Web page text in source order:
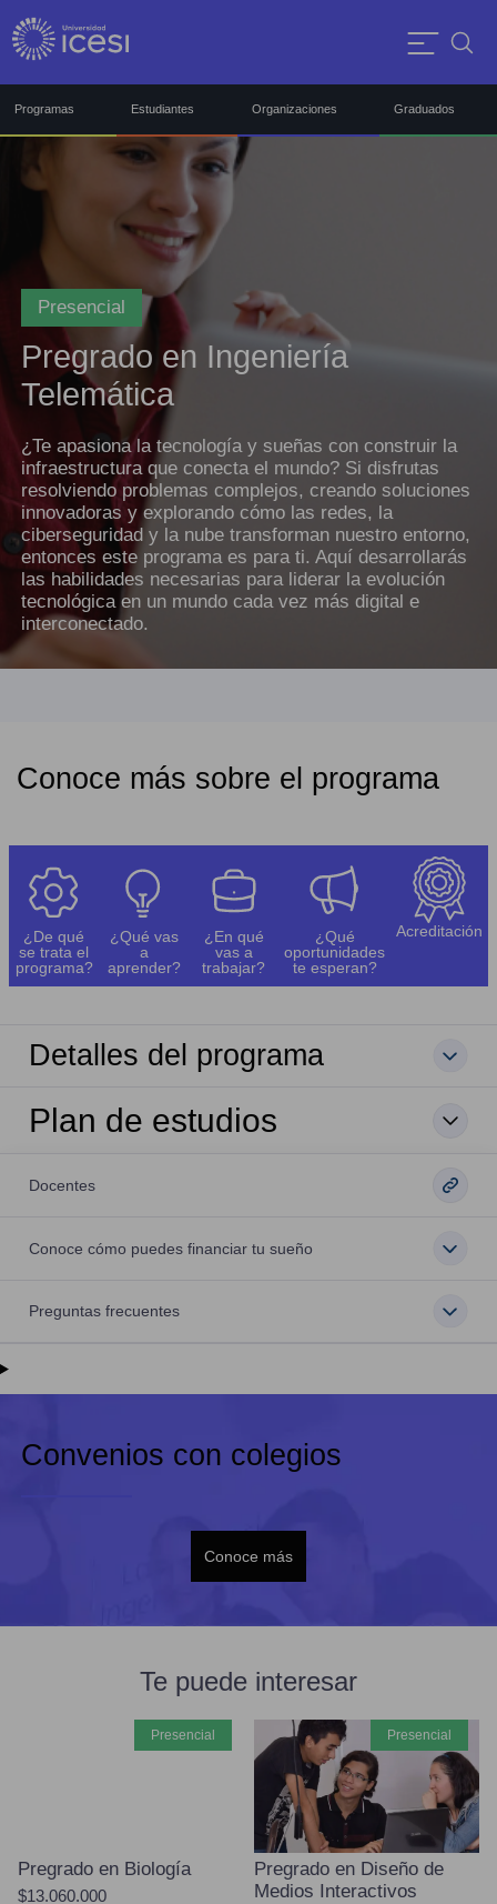
Programas Estudiantes Organizaciones Graduados
Presencial
Pregrado en Ingeniería
Telemática
¿Te apasiona la tecnología y sueñas con construir la
infraestructura que conecta el mundo? Si disfrutas
resolviendo problemas complejos, creando soluciones
innovadoras y explorando cómo las redes, la
ciberseguridad y la nube transforman nuestro entorno,
entonces este programa es para ti. Aquí desarrollarás
las habilidades necesarias para liderar la evolución
tecnológica en un mundo cada vez más digital e
interconectado.
Conoce más sobre el programa
¿De qué
se trata el
programa?
¿Qué vas
a
aprender?
¿En qué
vas a
trabajar?
¿Qué
oportunidades
te esperan?
Acreditación
Detalles del programa
Plan de estudios
Docentes
Conoce cómo puedes financiar tu sueño
Preguntas frecuentes
Convenios con colegios
Conoce más
Te puede interesar
presencial
Pregrado en Biología
$13.060.000
presencial
Pregrado en Diseño de
Medios Interactivos